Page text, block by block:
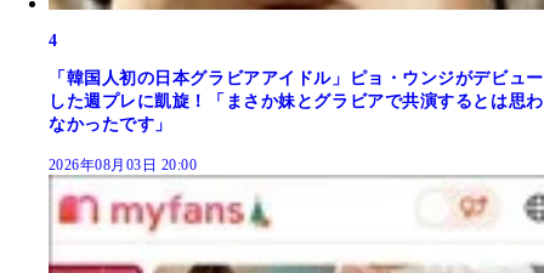
4
「韓国人初の日本グラビアアイドル」ピョ・ウンジがデビュー
した週プレに凱旋！「まさか妹とグラビアで共演するとは思わ
なかったです」
2026年08月03日 20:00